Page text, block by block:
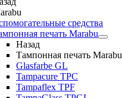
средства
печать Marabu
Назад
Тампонная печать Marabu
Glasfarbe GL
Tampacure TPC
Tampaflex TPF